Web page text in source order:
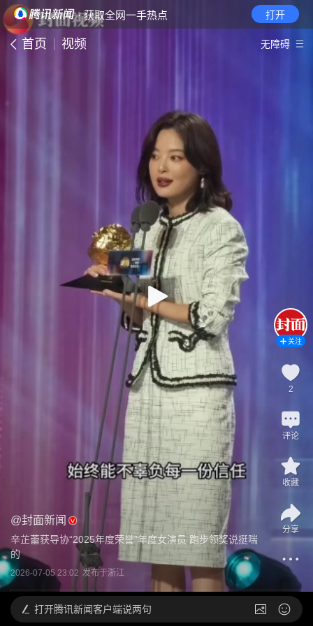
· 获取全网一手热点 打开
首页 视频 无障碍
@封面新闻
辛芷蕾获导协“2025年度荣誉”年度女演员 跑步领奖说挺喘
的
2026-07-05 23:02 发布于浙江
关注
2
评论
收藏
分享
打开腾讯新闻客户端说两句